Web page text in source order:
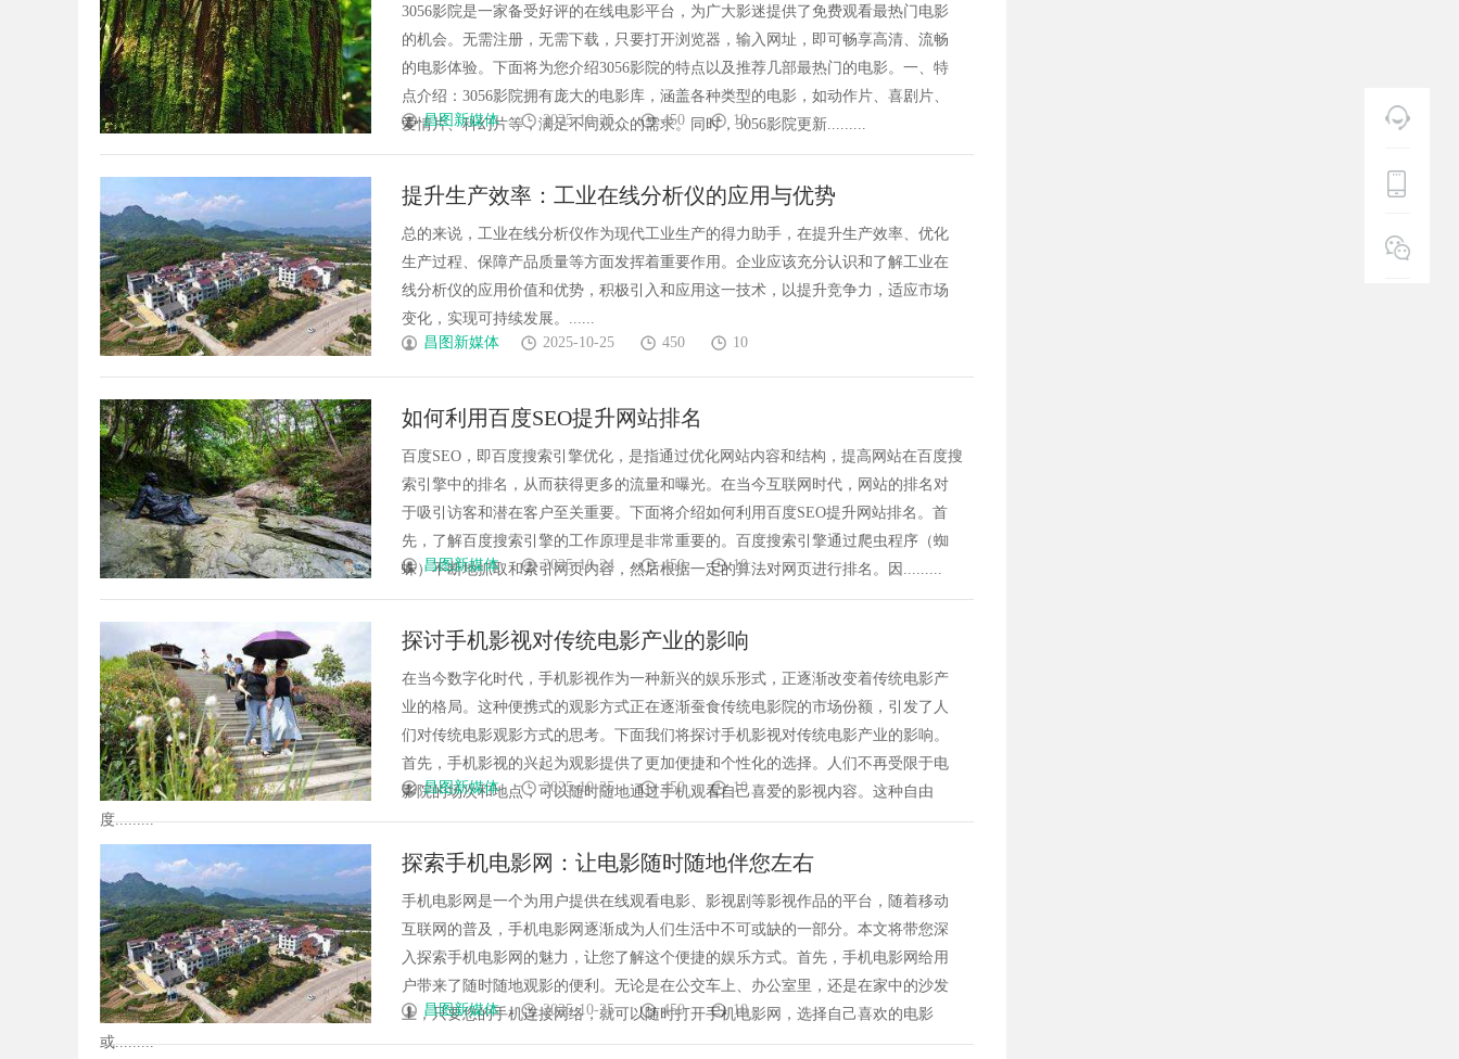
3056影院是一家备受好评的在线电影平台，为广大影迷提供了免费观看最热门电影
的机会。无需注册，无需下载，只要打开浏览器，输入网址，即可畅享高清、流畅
的电影体验。下面将为您介绍3056影院的特点以及推荐几部最热门的电影。一、特
点介绍：3056影院拥有庞大的电影库，涵盖各种类型的电影，如动作片、喜剧片、
爱情片、科幻片等，满足不同观众的需求。同时，3056影院更新.........
昌图新媒体 2025-10-25 450 10
提升生产效率：工业在线分析仪的应用与优势
总的来说，工业在线分析仪作为现代工业生产的得力助手，在提升生产效率、优化
生产过程、保障产品质量等方面发挥着重要作用。企业应该充分认识和了解工业在
线分析仪的应用价值和优势，积极引入和应用这一技术，以提升竞争力，适应市场
变化，实现可持续发展。......
昌图新媒体
2025-10-25 450 10
如何利用百度SEO提升网站排名
百度SEO，即百度搜索引擎优化，是指通过优化网站内容和结构，提高网站在百度搜
索引擎中的排名，从而获得更多的流量和曝光。在当今互联网时代，网站的排名对
于吸引访客和潜在客户至关重要。下面将介绍如何利用百度SEO提升网站排名。首
先，了解百度搜索引擎的工作原理是非常重要的。百度搜索引擎通过爬虫程序（蜘
蛛）不断地抓取和索引网页内容，然后根据一定的算法对网页进行排名。因.........
昌图新媒体 2025-10-24 450 10
探讨手机影视对传统电影产业的影响
在当今数字化时代，手机影视作为一种新兴的娱乐形式，正逐渐改变着传统电影产
业的格局。这种便携式的观影方式正在逐渐蚕食传统电影院的市场份额，引发了人
们对传统电影观影方式的思考。下面我们将探讨手机影视对传统电影产业的影响。
首先，手机影视的兴起为观影提供了更加便捷和个性化的选择。人们不再受限于电
影院的场次和地点，可以随时随地通过手机观看自己喜爱的影视内容。这种自由
度.........
昌图新媒体 2025-10-25 450 10
探索手机电影网：让电影随时随地伴您左右
手机电影网是一个为用户提供在线观看电影、影视剧等影视作品的平台，随着移动
互联网的普及，手机电影网逐渐成为人们生活中不可或缺的一部分。本文将带您深
入探索手机电影网的魅力，让您了解这个便捷的娱乐方式。首先，手机电影网给用
户带来了随时随地观影的便利。无论是在公交车上、办公室里，还是在家中的沙发
上，只要您的手机连接网络，就可以随时打开手机电影网，选择自己喜欢的电影
或.........
昌图新媒体 2025-10-25 450 10